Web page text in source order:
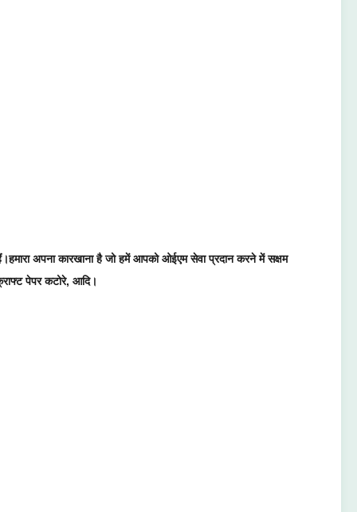
अपना कारखाना है जो हमें आपको ओईएम सेवा प्रदान करने में सक्षम
पेपर कटोरे, आदि।